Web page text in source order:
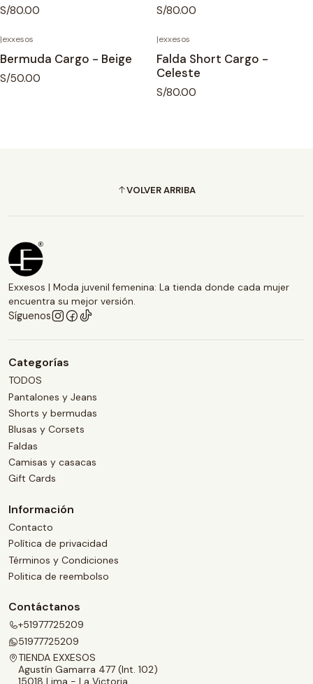
S/80.00 S/80.00
|exxesos
Bermuda Cargo - Beige
S/50.00
|exxesos
Falda Short Cargo -
Celeste
S/80.00
VOLVER ARRIBA
Exxesos | Moda juvenil femenina: La tienda donde cada mujer
encuentra su mejor versión.
Síguenos
Categorías
TODOS
Pantalones y Jeans
Shorts y bermudas
Blusas y Corsets
Faldas
Camisas y casacas
Gift Cards
Información
Contacto
Política de privacidad
Términos y Condiciones
Politica de reembolso
Contáctanos
+51977725209
51977725209
TIENDA EXXESOS
Agustín Gamarra 477 (Int. 102)
15018 Lima - La Victoria